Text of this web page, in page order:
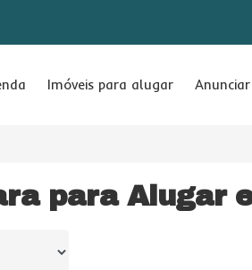
Imóveis para alugar
para Alugar